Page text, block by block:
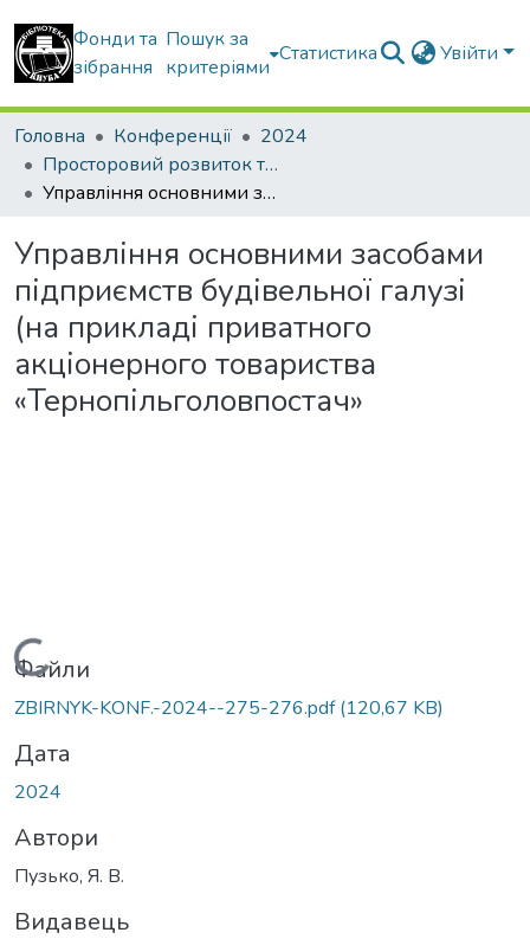
Фонди та
зібрання
Пошук за
критеріями
Статистика Увійти
Головна Конференції
2024
Просторовий розвиток територій: Традиції та інновації
Управління основними засобами підприємств будівельної галузі (на прикладі приватного акціонерного товариства «Тернопільголовпостач»
Управління основними засобами
підприємств будівельної галузі
(на прикладі приватного
акціонерного товариства
«Тернопільголовпостач»
Вантажиться...
Файли
ZBIRNYK-KONF.-2024--275-276.pdf(120,67 KB)
Дата
2024
Автори
Пузько, Я. В.
Видавець